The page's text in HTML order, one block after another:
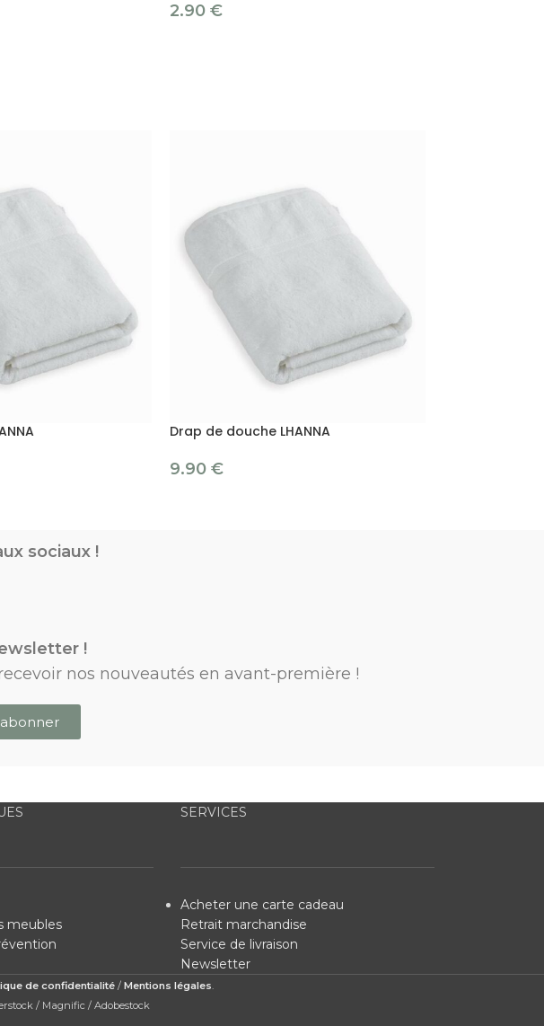
2.90 €
Drap de douche LHANNA
9.90 €
sociaux !
!
nos nouveautés en avant-première !
meubles
SERVICES
Acheter une carte cadeau
Retrait marchandise
Service de livraison
Newsletter
de confidentialité/ Mentions légales.
/ Magnific / Adobestock